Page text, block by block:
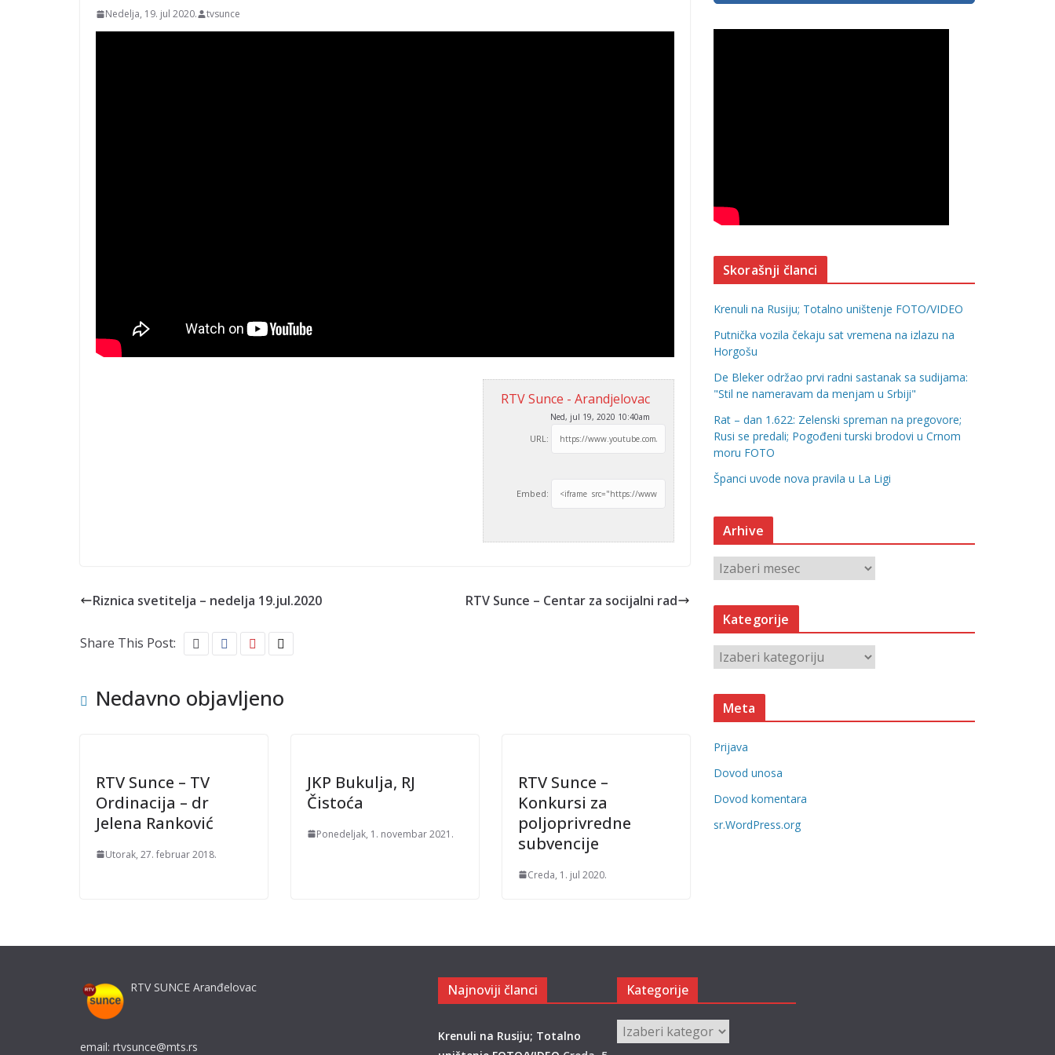
Nedelja, 19. jul 2020. tvsunce
RTV Sunce - Arandjelovac
Ned, jul 19, 2020 10:40am
URL:
Embed:
Riznica svetitelja – nedelja 19.jul.2020 RTV Sunce – Centar za socijalni rad
Share This Post:
Nedavno objavljeno
RTV Sunce – TV
Ordinacija – dr
Jelena Ranković
Utorak, 27. februar 2018.
JKP Bukulja, RJ
Čistoća
Ponedeljak, 1. novembar 2021.
RTV Sunce –
Konkursi za
poljoprivredne
subvencije
Creda, 1. jul 2020.
Skorašnji članci
Krenuli na Rusiju; Totalno uništenje FOTO/VIDEO
Putnička vozila čekaju sat vremena na izlazu na
Horgošu
De Bleker održao prvi radni sastanak sa sudijama:
"Stil ne nameravam da menjam u Srbiji"
Rat – dan 1.622: Zelenski spreman na pregovore;
Rusi se predali; Pogođeni turski brodovi u Crnom
moru FOTO
Španci uvode nova pravila u La Ligi
Arhive
r
h
v
Kategorije
a
t
o
r
i
e
Meta
Prijava
Dovod unosa
Dovod komentara
sr.WordPress.org
RTV SUNCE Aranđelovac
email: rtvsunce@mts.rs
Najnoviji članci
Krenuli na Rusiju; Totalno
Kategorije
Kategorije